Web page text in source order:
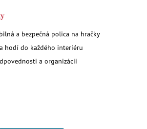
a bezpečná polica na hračky
hodí do každého interiéru
a organizácii